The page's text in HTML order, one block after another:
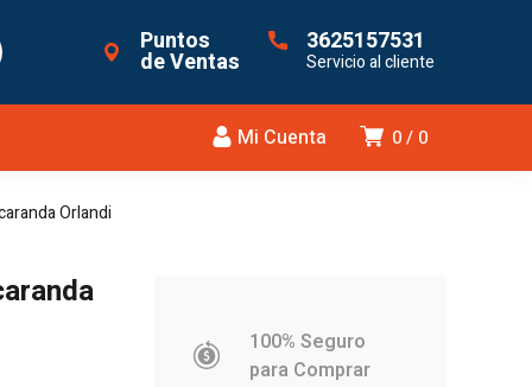
Puntos
de Ventas
3625157531
Servicio al cliente
0 0
Mi Cuenta
Orlandi
100% Seguro
para Comprar